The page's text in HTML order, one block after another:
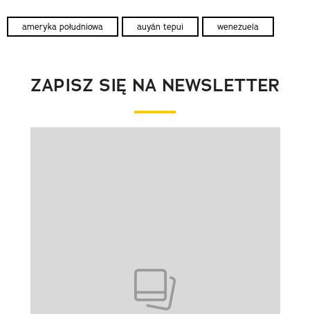
ameryka południowa auyán tepui wenezuela
ZAPISZ SIĘ NA NEWSLETTER